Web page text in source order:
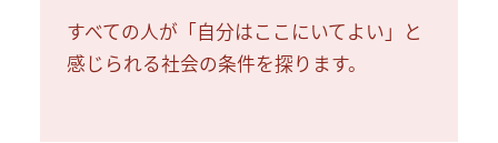
すべての人が「自分はここにいてよい」と
感じられる社会の条件を探ります。